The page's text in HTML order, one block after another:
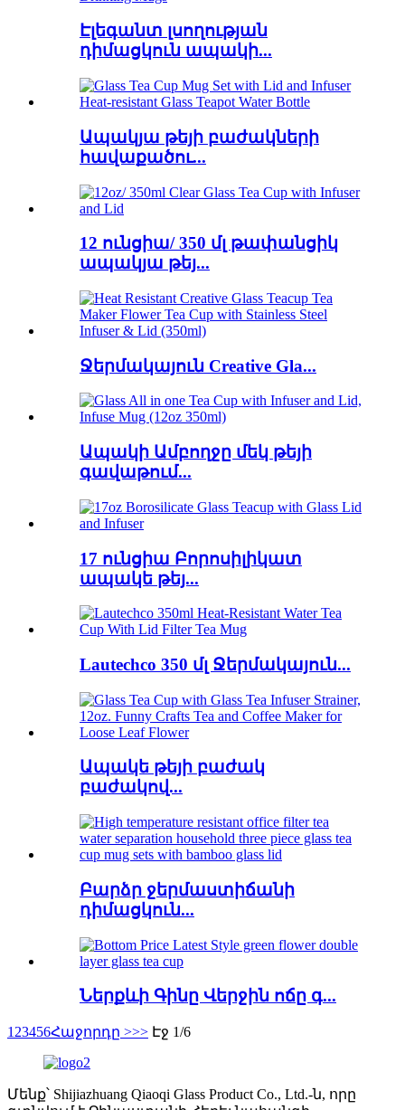
Էլեգանտ լսողության
դիմացկուն ապակի...
Ապակյա թեյի բաժակների
հավաքածու...
12 ունցիա/ 350 մլ թափանցիկ
ապակյա թեյ...
Ջերմակայուն Creative Gla...
Ապակի Ամբողջը մեկ թեյի
գավաթում...
17 ունցիա Բորոսիլիկատ
ապակե թեյ...
Lautechco 350 մլ Ջերմակայուն...
Ապակե թեյի բաժակ
բաժակով...
Բարձր ջերմաստիճանի
դիմացկուն...
Ներքևի Գինը Վերջին ոճը գ...
1 23456Հաջորդը >>> Էջ 1/6
Մենք՝ Shijiazhuang Qiaoqi Glass Product Co., Ltd.-ն, որը